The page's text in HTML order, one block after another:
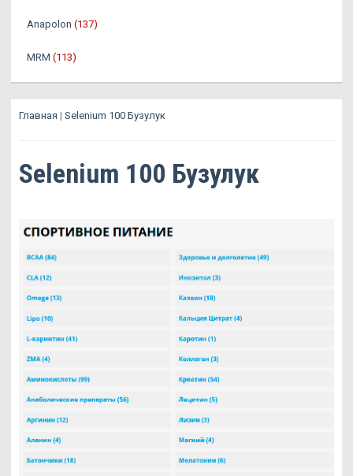
Anapolon (137)
MRM (113)
Главная | Selenium 100 Бузулук
Selenium 100 Бузулук